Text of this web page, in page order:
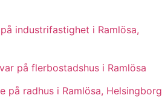
industrifastighet i Ramlösa,
på flerbostadshus i Ramlösa
på radhus i Ramlösa, Helsingborg